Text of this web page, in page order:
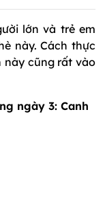
lớn và trẻ em
này. Cách thực
này cũng rất vào
ngày 3: Canh